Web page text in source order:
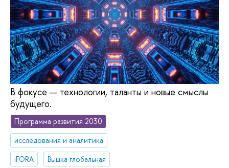
В фокусе — технологии, таланты и новые смыслы
будущего.
Программа развития 2030
исследования и аналитика
iFORA
Вышка глобальная